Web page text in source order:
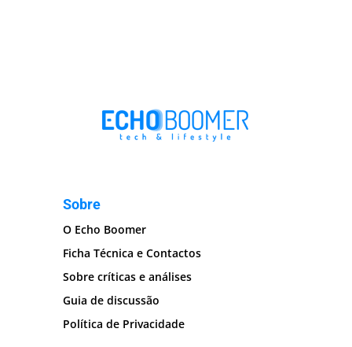
Sobre
O Echo Boomer
Ficha Técnica e Contactos
Sobre críticas e análises
Guia de discussão
Política de Privacidade